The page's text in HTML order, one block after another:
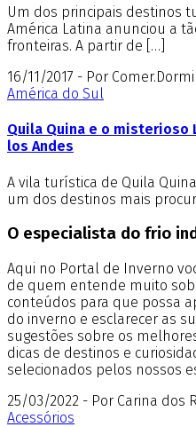
Um dos principais destinos
América Latina anunciou a
fronteiras. A partir de […]
16/11/2017 - Por
América do Sul
Quila Quina e o misterioso
los Andes
A vila turística de Quila
um dos destinos mais
O especialista do frio
Aqui no Portal de Inverno
de quem entende muito
conteúdos para que possa
do inverno e esclarecer as
sugestões sobre os
dicas de destinos e
selecionados pelos nossos
25/03/2022 - Por Carina dos
Acessórios